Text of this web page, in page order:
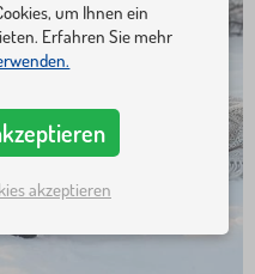
um Ihnen ein
Erfahren Sie mehr
akzeptieren